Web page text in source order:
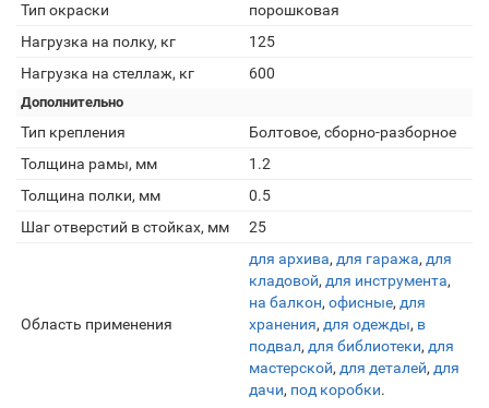
Тип окраски
порошковая
Нагрузка на полку, кг
125
Нагрузка на стеллаж, кг
600
Дополнительно
Тип крепления
Болтовое, сборно-разборное
Толщина рамы, мм
1.2
Толщина полки, мм
0.5
Шаг отверстий в стойках, мм
25
Область применения
для архива, для гаража, для
кладовой, для инструмента,
на балкон, офисные, для
хранения, для одежды, в
подвал, для библиотеки, для
мастерской, для деталей, для
дачи, под коробки.